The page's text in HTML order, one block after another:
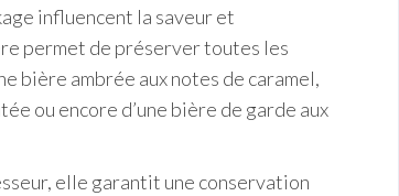
influencent la saveur et
permet de préserver toutes les
bière ambrée aux notes de caramel,
ou encore d’une bière de garde aux
elle garantit une conservation